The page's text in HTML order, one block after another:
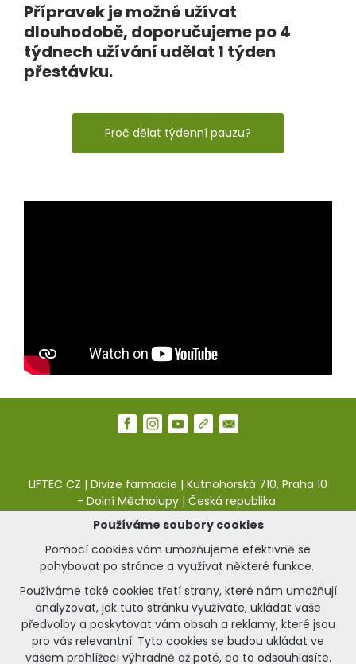
Používáme soubory cookies
Pomocí cookies vám umožňujeme efektivně se
pohybovat po stránce a využívat některé funkce.
Používáme také cookies třetí strany, které nám umožňují
analyzovat, jak tuto stránku využíváte, ukládat vaše
předvolby a poskytovat vám obsah a reklamy, které jsou
pro vás relevantní. Tyto cookies se budou ukládat ve
vašem prohlížeči výhradně až poté, co to odsouhlasíte.
Přípravek je možné užívat
dlouhodobě, doporučujeme po 4
týdnech užívání udělat 1 týden
přestávku.
Proč dělat týdenní pauzu?
LIFTEC CZ | Divize farmacie | Kutnohorská 710, Praha 10
- Dolní Měcholupy | Česká republika
web:pharma.liftec.cz|e-shop:liftea.cz
Napište nám:
kontaktní formulář naleznete zde.
© 2025 Zdraví Liftea | Vytvořeno s respektem ke
zdraví a kráse.